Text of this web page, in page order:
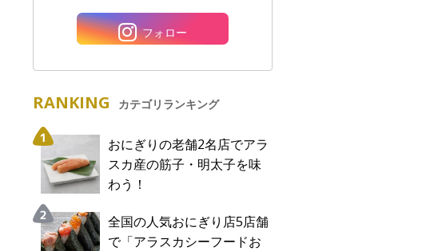
フォロー
RANKING カテゴリランキング
おにぎりの老舗2名店でアラ
スカ産の筋子・明太子を味
わう！
全国の人気おにぎり店5店舗
で「アラスカシーフードお